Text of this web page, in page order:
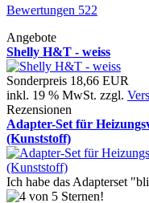
Bewertungen 522
Angebote
Shelly H&T - weiss
Sonderpreis 18,66 EUR
inkl. 19 % MwSt. zzgl.
Rezensionen
Adapter-Set für
(Kunststoff)
Ich habe das Adapterset